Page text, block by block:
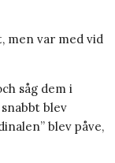
men var med vid
såg dem i
blev
blev påve,